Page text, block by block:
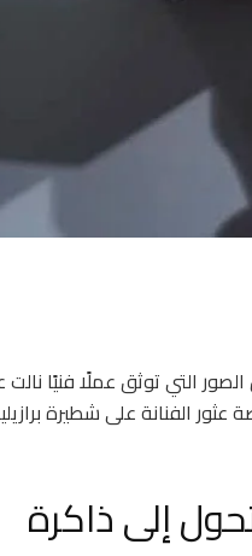
التي توثق عملًا فنيًا نالت
عام 2015. العمل يستلهم قصة عثور الفنانة
إلى ذاكرة